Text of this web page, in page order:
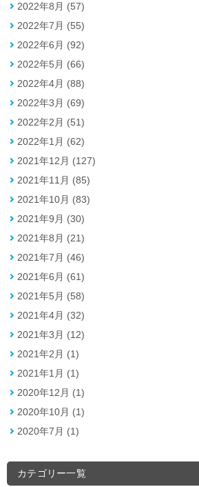
2022年8月 (57)
2022年7月 (55)
2022年6月 (92)
2022年5月 (66)
2022年4月 (88)
2022年3月 (69)
2022年2月 (51)
2022年1月 (62)
2021年12月 (127)
2021年11月 (85)
2021年10月 (83)
2021年9月 (30)
2021年8月 (21)
2021年7月 (46)
2021年6月 (61)
2021年5月 (58)
2021年4月 (32)
2021年3月 (12)
2021年2月 (1)
2021年1月 (1)
2020年12月 (1)
2020年10月 (1)
2020年7月 (1)
カテゴリー一覧